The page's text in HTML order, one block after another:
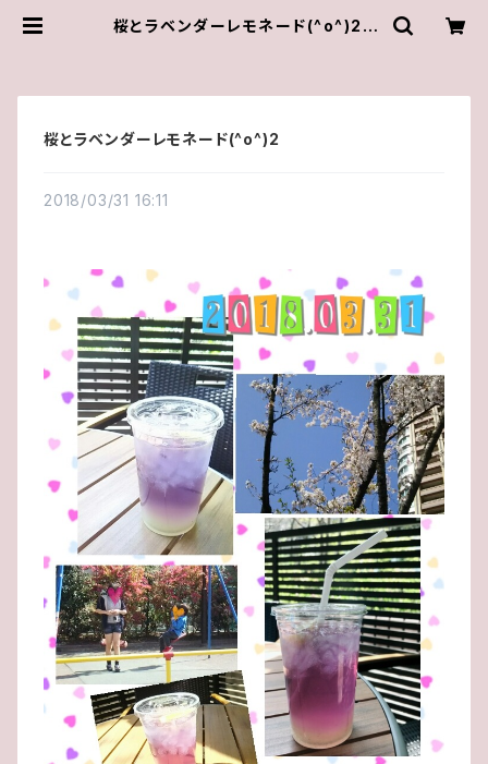
桜とラベンダーレモネード(^o^)2 |
桜とラベンダーレモネード(^o^)2
2018/03/31 16:11